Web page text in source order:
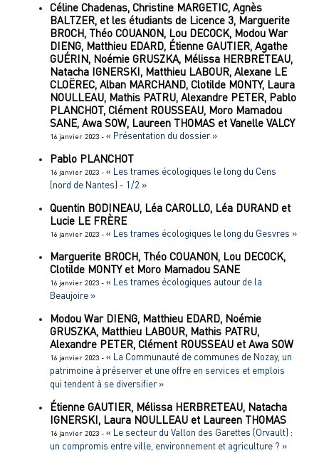
Céline Chadenas, Christine MARGETIC, Agnès
BALTZER, et les étudiants de Licence 3, Marguerite
BROCH, Théo COUANON, Lou DECOCK, Modou War
DIENG, Matthieu EDARD, Étienne GAUTIER, Agathe
GUÉRIN, Noémie GRUSZKA, Mélissa HERBRETEAU,
Natacha IGNERSKI, Matthieu LABOUR, Alexane LE
CLOËREC, Alban MARCHAND, Clotilde MONTY, Laura
NOULLEAU, Mathis PATRU, Alexandre PETER, Pablo
PLANCHOT, Clément ROUSSEAU, Moro Mamadou
SANE, Awa SOW, Laureen THOMAS et Vanelle VALCY
16 janvier 2023 - « Présentation du dossier »
Pablo PLANCHOT
16 janvier 2023 - « Les trames écologiques le long du Cens
(nord de Nantes) - 1/2 »
Quentin BODINEAU, Léa CAROLLO, Léa DURAND et
Lucie LE FRÈRE
16 janvier 2023 - « Les trames écologiques le long du Gesvres »
Marguerite BROCH, Théo COUANON, Lou DECOCK,
Clotilde MONTYet Moro Mamadou SANE
16 janvier 2023 - « Les trames écologiques autour de la
Beaujoire »
Modou War DIENG, Matthieu EDARD, Noémie
GRUSZKA, Matthieu LABOUR, Mathis PATRU,
Alexandre PETER, Clément ROUSSEAU et Awa SOW
16 janvier 2023 - « La Communauté de communes de Nozay, un
patrimoine à préserver et une offre en services et emplois
qui tendent à se diversifier »
Étienne GAUTIER, Mélissa HERBRETEAU, Natacha
IGNERSKI, Laura NOULLEAU et Laureen THOMAS
16 janvier 2023 - « Le secteur du Vallon des Garettes (Orvault) :
un compromis entre ville, environnement et agriculture ? »